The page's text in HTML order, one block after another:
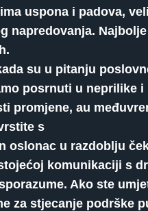
uspona i padova,
napredovanja.
su u pitanju
posrnuti u neprilike
promjene, au
s
oslonac u razdoblju
komunikaciji s
Ako ste
za stjecanje podrške